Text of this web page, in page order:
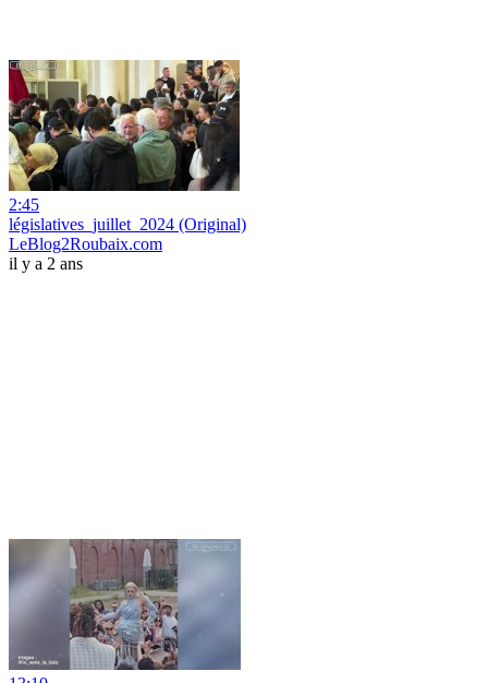
2:45
législatives_juillet_2024 (Original)
LeBlog2Roubaix.com
il y a 2 ans